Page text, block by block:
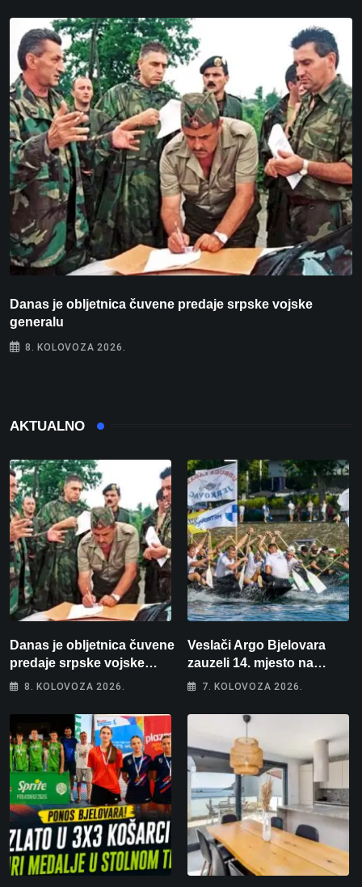
Danas je obljetnica čuvene predaje srpske vojske
generalu
8. KOLOVOZA 2026.
AKTUALNO
Danas je obljetnica čuvene
predaje srpske vojske
generalu Petru Stipetiću
8. KOLOVOZA 2026.
Veslači Argo Bjelovara
zauzeli 14. mjesto na
brzincu
7. KOLOVOZA 2026.